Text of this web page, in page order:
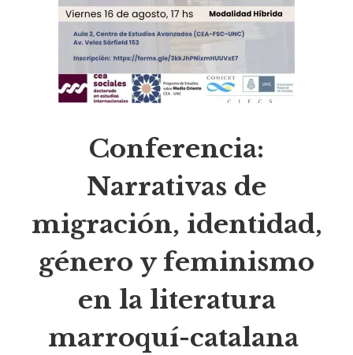
Conferencia:
Narrativas de
migración, identidad,
género y feminismo
en la literatura
marroquí-catalana